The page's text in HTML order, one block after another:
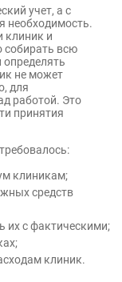
учет, а с
необходимость.
клиник и
собирать всю
не может
для
работой. Это
принятия
клиникам;
средств
их с фактическими;
клиник.